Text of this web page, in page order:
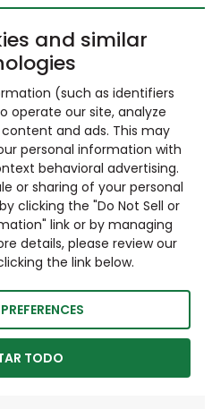
and similar
(such as identifiers
operate our site, analyze
and ads. This may
personal information with
behavioral advertising.
or sharing of your personal
clicking the "Do Not Sell or
link or by managing
details, please review our
the link below.
TODO